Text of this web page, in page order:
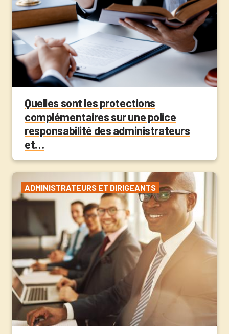
Quelles sont les protections
complémentaires sur une police
responsabilité des administrateurs
et…
ADMINISTRATEURS ET DIRIGEANTS